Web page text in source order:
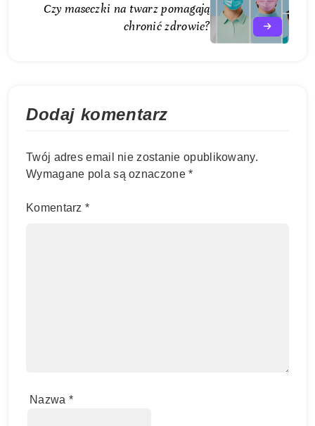
Czy maseczki na twarz pomagają
chronić zdrowie?
Dodaj komentarz
Twój adres email nie zostanie opublikowany.
Wymagane pola są oznaczone*
Komentarz*
Nazwa *